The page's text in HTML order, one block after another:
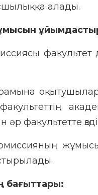
алады.
факультет
факультетте
бағыттары: